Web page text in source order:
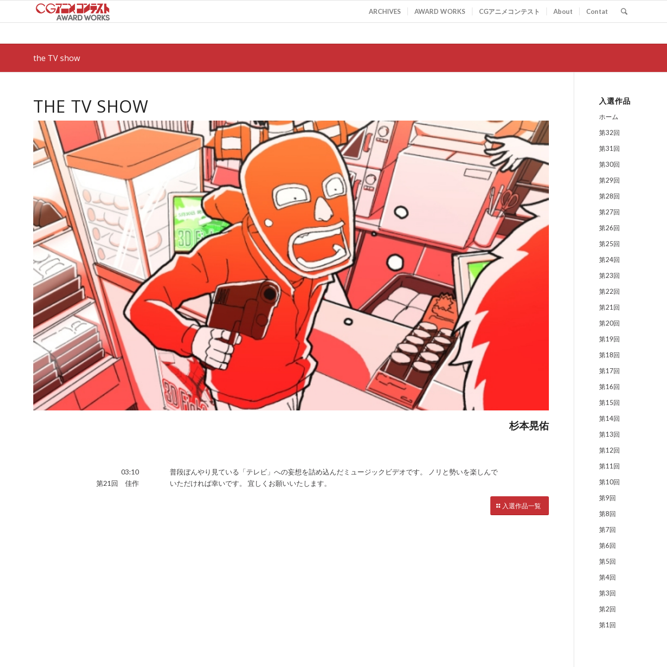
ARCHIVES AWARD WORKS CGアニメコンテスト About Contat
the TV show
THE TV SHOW
杉本晃佑
03:10
第21回 佳作
普段ぼんやり見ている「テレビ」への妄想を詰め込んだミュージックビデオです。 ノリと勢いを楽しんで
いただければ幸いです。 宜しくお願いいたします。
入選作品一覧
入選作品
ホーム
第32回
第31回
第30回
第29回
第28回
第27回
第26回
第25回
第24回
第23回
第22回
第21回
第20回
第19回
第18回
第17回
第16回
第15回
第14回
第13回
第12回
第11回
第10回
第9回
第8回
第7回
第6回
第5回
第4回
第3回
第2回
第1回